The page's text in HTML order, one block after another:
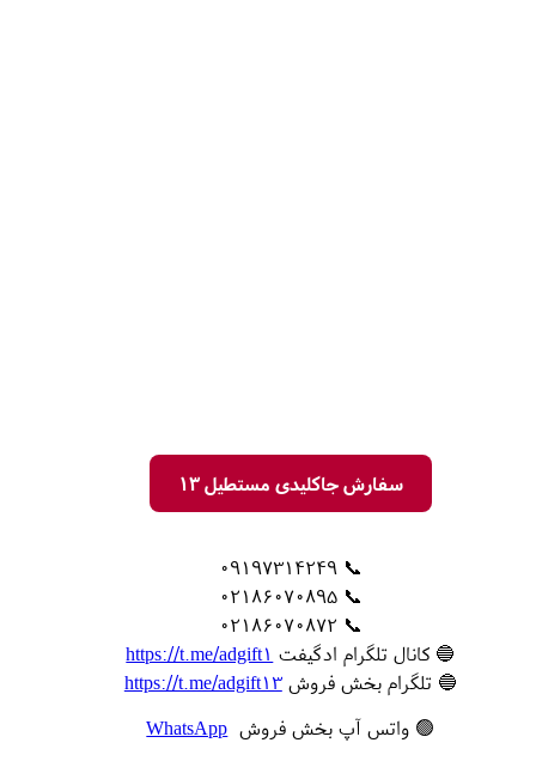
سفارش جاکلیدی مستطیل 13
📞 09197314249
📞 02186070895
📞 02186070872
🔵 کانال تلگرام ادگیفت https://t.me/adgift1
🔵 تلگرام بخش فروشhttps://t.me/adgift13
🟢 واتس آپ بخش فروش WhatsApp